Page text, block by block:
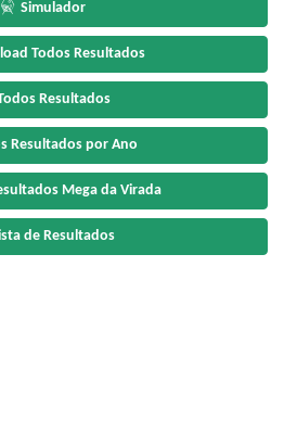
Simulador
Todos Resultados
Resultados
Resultados por Ano
Mega da Virada
de Resultados